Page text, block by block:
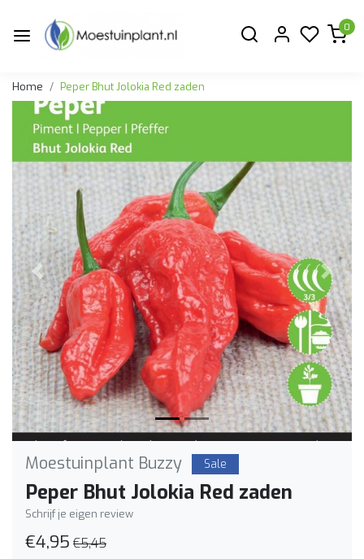
0
Home Peper Bhut Jolokia Red zaden
Vorige
Moestuinplant Buzzy Sale
Peper Bhut Jolokia Red zaden
Schrijf je eigen review
€4,95 €5,45